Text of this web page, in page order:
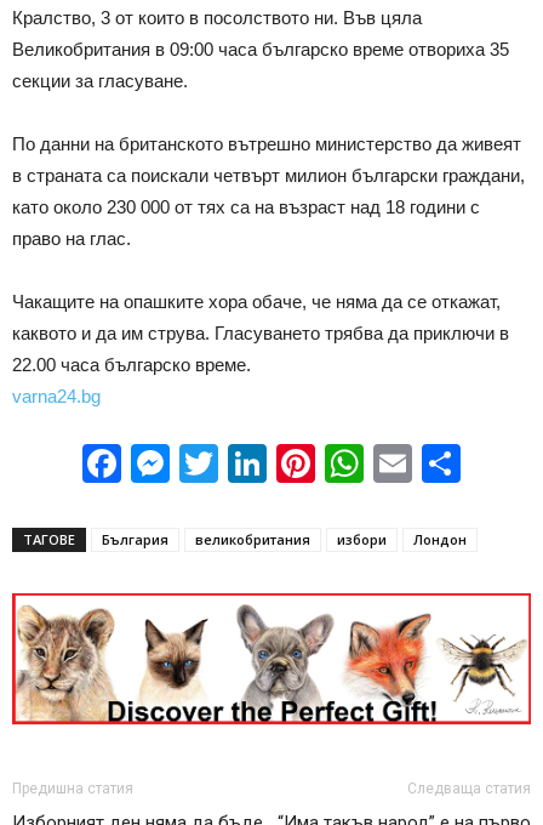
Кралство, 3 от които в посолството ни. Във цяла
Великобритания в 09:00 часа българско време отвориха 35
секции за гласуване.
По данни на британското вътрешно министерство да живеят
в страната са поискали четвърт милион български граждани,
като около 230 000 от тях са на възраст над 18 години с
право на глас.
Чакащите на опашките хора обаче, че няма да се откажат,
каквото и да им струва. Гласуването трябва да приключи в
22.00 часа българско време.
varna24.bg
Facebook
Messenger
Twitter
LinkedIn
Pinterest
WhatsApp
Email
ТАГОВЕ България великобритания избори Лондон
Предишна статия Следваща статия